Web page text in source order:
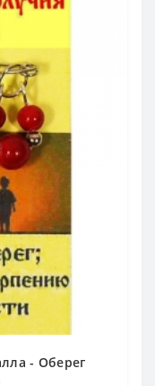
- Оберег